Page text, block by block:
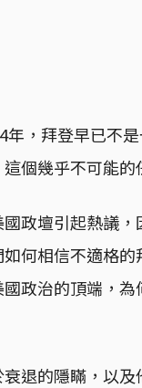
，拜登早已不
個幾乎不可能的
政壇引起熱議
何相信不適格
政治的頂端，
退的隱瞞，以